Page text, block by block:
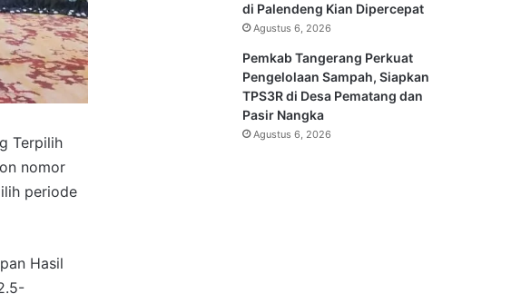
Terpilih
nomor
periode
Hasil
di Palendeng Kian Dipercepat
Agustus 6, 2026
Pemkab Tangerang Perkuat
Pengelolaan Sampah, Siapkan
TPS3R di Desa Pematang dan
Pasir Nangka
Agustus 6, 2026